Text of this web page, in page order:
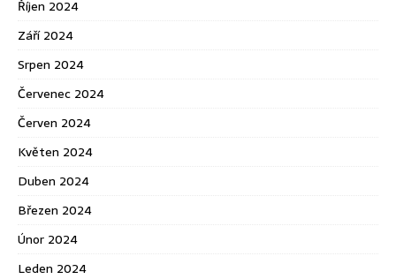
Říjen 2024
Září 2024
Srpen 2024
Červenec 2024
Červen 2024
Květen 2024
Duben 2024
Březen 2024
Únor 2024
Leden 2024